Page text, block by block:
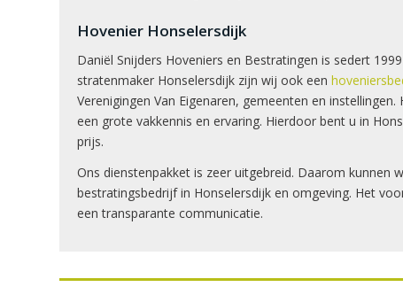
Hovenier Honselersdijk
Daniël Snijders Hoveniers en Bestratingen is sedert
stratenmaker Honselersdijk zijn wij ook een
Verenigingen Van Eigenaren, gemeenten en
een grote vakkennis en ervaring. Hierdoor bent u in
prijs.
Ons dienstenpakket is zeer uitgebreid. Daarom kunnen
bestratingsbedrijf in Honselersdijk en omgeving. Het
een transparante communicatie.